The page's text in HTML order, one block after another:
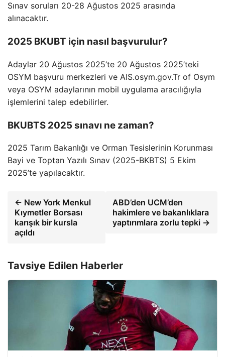
Sınav soruları 20-28 Ağustos 2025 arasında
alınacaktır.
2025 BKUBT için nasıl başvurulur?
Adaylar 20 Ağustos 2025’te 20 Ağustos 2025’teki
OSYM başvuru merkezleri ve AIS.osym.gov.Tr of Osym
veya OSYM adaylarının mobil uygulama aracılığıyla
işlemlerini talep edebilirler.
BKUBTS 2025 sınavı ne zaman?
2025 Tarım Bakanlığı ve Orman Tesislerinin Korunması
Bayi ve Toptan Yazılı Sınav (2025-BKBTS) 5 Ekim
2025’te yapılacaktır.
← New York Menkul
Kıymetler Borsası
karışık bir kursla
açıldı
ABD’den UCM’den
hakimlere ve bakanlıklara
yaptırımlara zorlu tepki →
Tavsiye Edilen Haberler